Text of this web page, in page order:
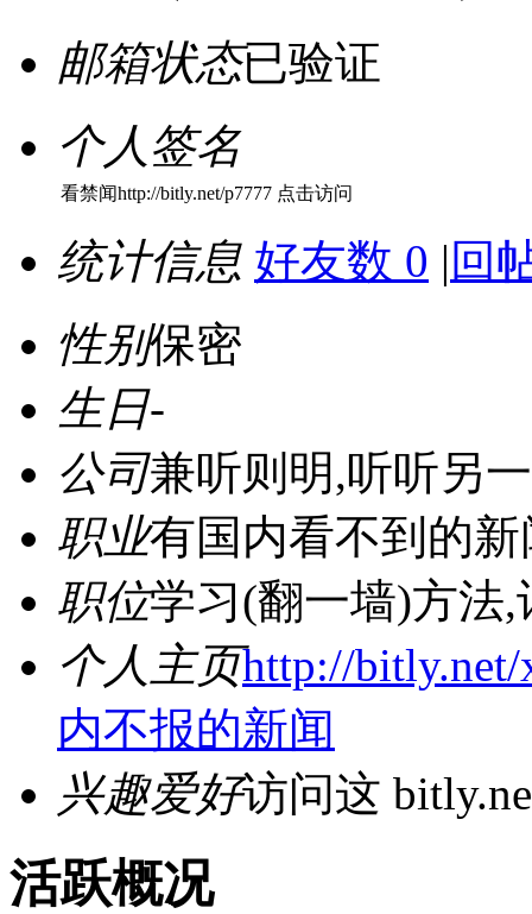
邮箱状态已验证
个人签名
看禁闻http://bitly.net/p7777 点击访问
统计信息 好友数 0 | 回
性别保密
生日-
公司兼听则明,听听另
职业有国内看不到的
职位学习(翻一墙)方法,
个人主页http://
内不报的新闻
兴趣爱好访问这
活跃概况